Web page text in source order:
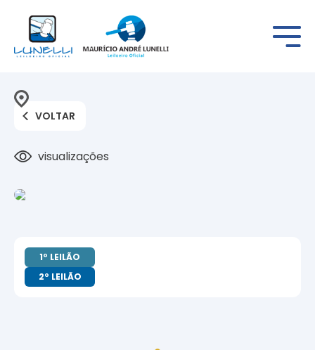
VOLTAR
visualizações
1º LEILÃO
2º LEILÃO